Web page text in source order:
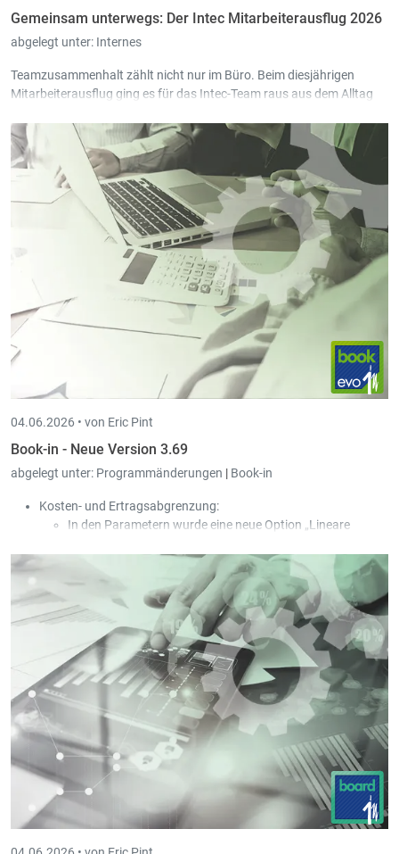
Gemeinsam unterwegs: Der Intec Mitarbeiterausflug 2026
abgelegt unter: Internes
Teamzusammenhalt zählt nicht nur im Büro. Beim diesjährigen
Mitarbeiterausflug ging es für das Intec-Team raus aus dem Alltag
04.06.2026 • von Eric Pint
Book-in - Neue Version 3.69
abgelegt unter: Programmänderungen | Book-in
Kosten- und Ertragsabgrenzung:
In den Parametern wurde eine neue Option „Lineare
In den Parametern wurde eine neue Option „Neue
Umbuchung pro Periode und Rechnung erstellen“
hinzugefügt.
In der Maske der Ein- und Ausgangsrechnungen wurde ein
neuer Ausdruck „Einfache Liste der Abgrenzungen“
hinzugefügt; die Liste wird geöffnet, wenn bei einer bereits
abgegrenzten Rechnung erneut die Option der
Abgrenzung aufgerufen wird.